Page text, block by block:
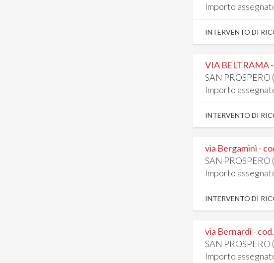
Importo
INTERVENTO DI
VIA BELTRAMA
SAN PROSPERO
Importo
INTERVENTO DI
via Bergamini -
SAN PROSPERO
Importo
INTERVENTO DI
via Bernardi -
SAN PROSPERO
Importo